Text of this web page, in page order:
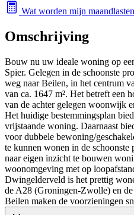
Wat worden mijn
Omschrijving
Bouw nu uw ideale woning op
Spier. Gelegen in de schoonste
weg naar Beilen, in het centrum
van ca. 1647 m². Het betreft een
van de achter gelegen woonwijk
Het huidige bestemmingsplan
vrijstaande woning. Daarnaast
voor dubbele bewoning/
te kunnen wonen in de
naar eigen inzicht te bouwen
woonomgeving met op
Dwingelderveld is het prettig
de A28 (Groningen-Zwolle) en
Beilen maken de voorzieningen